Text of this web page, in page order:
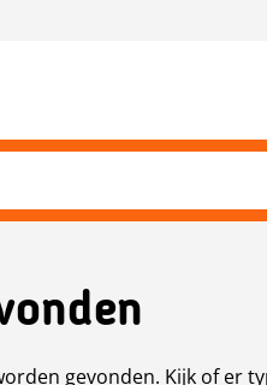
gevonden. Kijk of er